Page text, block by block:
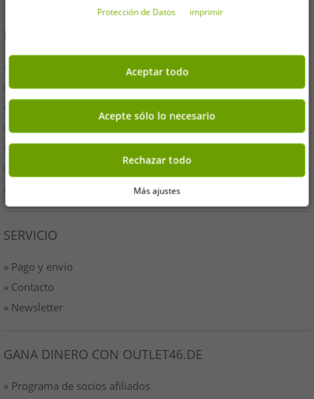
INFORMACIÓN
» Empresas
» Tus ventajas
» Productos originales y premios Outlet46
» Prensa especializada
» Condiciones
» Protección de Datos
» Imprimir
SERVICIO
» Pago y envio
» Contacto
» Newsletter
GANA DINERO CON OUTLET46.DE
» Programa de socios afiliados
encontrar en la impresión.Protección de Datos imprimir
Aceptar todo
Acepte sólo lo necesario
Rechazar todo
Más ajustes